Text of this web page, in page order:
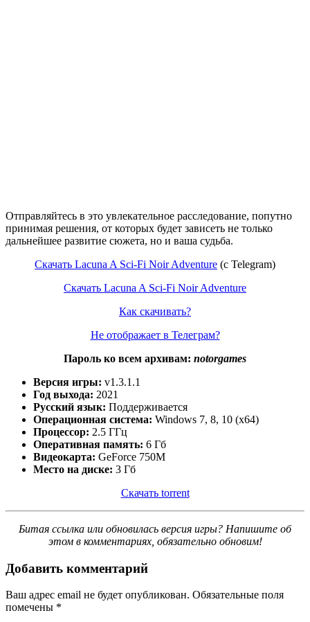
Отправляйтесь в это увлекательное расследование, попутно
принимая решения, от которых будет зависеть не только
дальнейшее развитие сюжета, но и ваша судьба.
Скачать Lacuna A Sci-Fi Noir Adventure (c Telegram)
Скачать Lacuna A Sci-Fi Noir Adventure
Как скачивать?
Не отображает в Телеграм?
Пароль ко всем архивам: notorgames
Версия игры: v1.3.1.1
Год выхода: 2021
Русский язык: Поддерживается
Операционная система: Windows 7, 8, 10 (x64)
Процессор: 2.5 ГГц
Оперативная память: 6 Гб
Видеокарта: GeForce 750M
Место на диске: 3 Гб
Скачать torrent
Битая ссылка или обновилась версия игры? Напишите об
этом в комментариях, обязательно обновим!
Добавить комментарий
Ваш адрес email не будет опубликован. Обязательные поля
помечены *